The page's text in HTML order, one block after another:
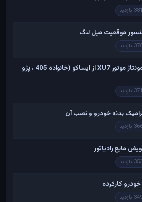
موقعیت میل لنگ
فیلم آموزشی بستن و مونتاژ موتور XU7 از ایساکو (خانواده 405 ، پژو
بدنه خودرو و نصب آن
مایع رادیاتور
کارکرده